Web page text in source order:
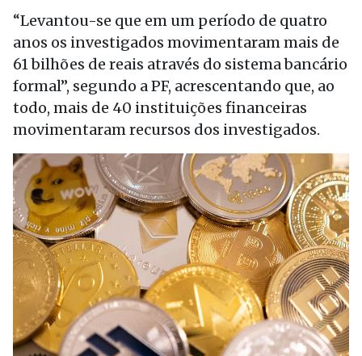
“Levantou-se que em um período de quatro
anos os investigados movimentaram mais de
61 bilhões de reais através do sistema bancário
formal”, segundo a PF, acrescentando que, ao
todo, mais de 40 instituições financeiras
movimentaram recursos dos investigados.